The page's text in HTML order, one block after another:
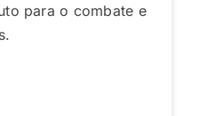
para o combate e